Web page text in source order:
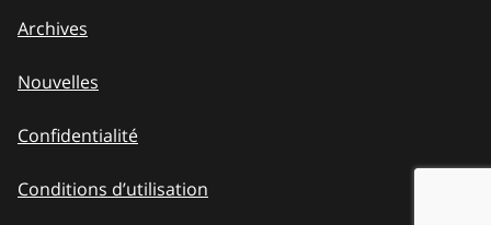
Archives
Nouvelles
Confidentialité
Conditions d’utilisation